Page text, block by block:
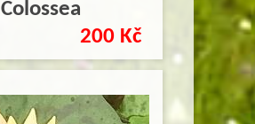
Colossea
200 Kč